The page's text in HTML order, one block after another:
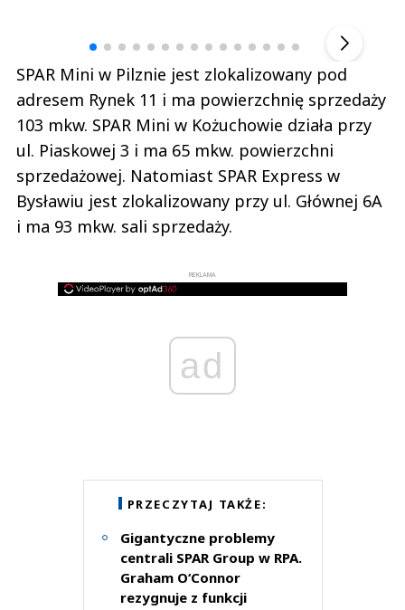
SPAR Mini w Pilznie jest zlokalizowany pod
adresem Rynek 11 i ma powierzchnię sprzedaży
103 mkw. SPAR Mini w Kożuchowie działa przy
ul. Piaskowej 3 i ma 65 mkw. powierzchni
sprzedażowej. Natomiast SPAR Express w
Bysławiu jest zlokalizowany przy ul. Głównej 6A
i ma 93 mkw. sali sprzedaży.
REKLAMA
ad
PRZECZYTAJ TAKŻE:
Gigantyczne problemy
centrali SPAR Group w RPA.
Graham O‘Connor
rezygnuje z funkcji